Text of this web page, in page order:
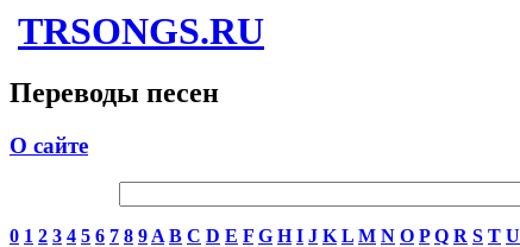
TRSONGS.RU
Переводы песен
О сайте
0 1 2 3 4 5 6 7 8 9 A B C D E F G H I J K L M N O P Q R S T U